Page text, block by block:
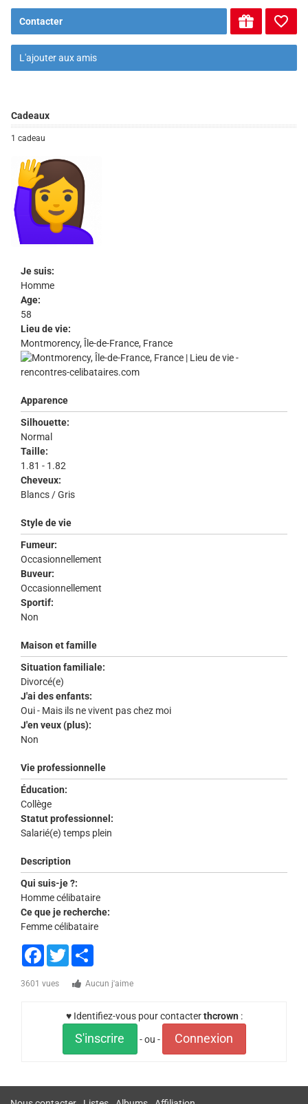
Contacter
L'ajouter aux amis
Cadeaux
1 cadeau
Je suis:
Homme
Age:
58
Lieu de vie:
Montmorency, Île-de-France, France
Apparence
Silhouette:
Normal
Taille:
1.81 - 1.82
Cheveux:
Blancs / Gris
Style de vie
Fumeur:
Occasionnellement
Buveur:
Occasionnellement
Sportif:
Non
Maison et famille
Situation familiale:
Divorcé(e)
J'ai des enfants:
Oui - Mais ils ne vivent pas chez moi
J'en veux (plus):
Non
Vie professionnelle
Éducation:
Collège
Statut professionnel:
Salarié(e) temps plein
Description
Qui suis-je ?:
Homme célibataire
Ce que je recherche:
Femme célibataire
Facebook
Twitter
3601 vues Aucun j'aime
♥ Identifiez-vous pour contacterthcrown :
S'inscrire - ou - Connexion